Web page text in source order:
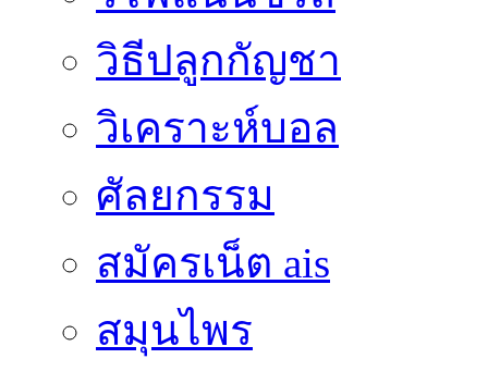
วิธีปลูกกัญชา
วิเคราะห์บอล
ศัลยกรรม
สมัครเน็ต ais
สมุนไพร